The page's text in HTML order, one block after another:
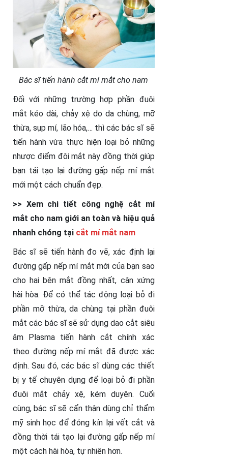
Bác sĩ tiến hành cắt mí mắt cho nam
Đối với những trường hợp phần đuôi
mắt kéo dài, chảy xệ do da chùng, mỡ
thừa, sụp mí, lão hóa,… thì các bác sĩ sẽ
tiến hành vừa thực hiện loại bỏ những
nhược điểm đôi mắt này đồng thời giúp
bạn tái tạo lại đường gấp nếp mí mắt
mới một cách chuẩn đẹp.
>> Xem chi tiết công nghệ cắt mí
mắt cho nam giới an toàn và hiệu quả
nhanh chóng tại cắt mí mắt nam
Bác sĩ sẽ tiến hành đo vẽ, xác định lại
đường gấp nếp mí mắt mới của bạn sao
cho hai bên mắt đồng nhất, cân xứng
hài hòa. Để có thể tác động loại bỏ đi
phần mỡ thừa, da chùng tại phần đuôi
mắt các bác sĩ sẽ sử dụng dao cắt siêu
âm Plasma tiến hành cắt chính xác
theo đường nếp mí mắt đã được xác
định. Sau đó, các bác sĩ dùng các thiết
bị y tế chuyên dụng để loại bỏ đi phần
đuôi mắt chảy xệ, kém duyên. Cuối
cùng, bác sĩ sẽ cẩn thận dùng chỉ thẩm
mỹ sinh học để đóng kín lại vết cắt và
đồng thời tái tạo lại đường gấp nếp mí
một cách hài hòa, tự nhiên hơn.